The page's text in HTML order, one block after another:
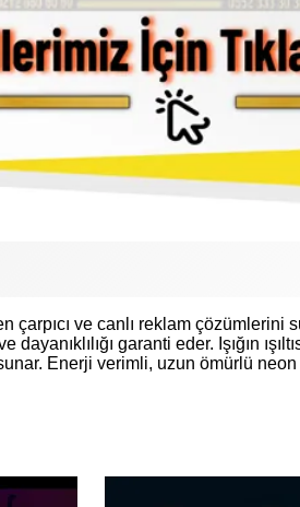
çarpıcı ve canlı reklam
garanti eder. Işığın
Enerji verimli, uzun ömürlü